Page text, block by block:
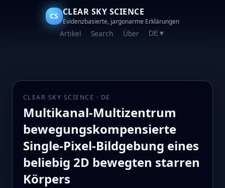
CS CLEAR SKY SCIENCE
Evidenzbasierte, jargonarme Erklärungen
Artikel Search Über DE▼
CLEAR SKY SCIENCE · DE
Multikanal‑Multizentrum
bewegungskompensierte
Single‑Pixel‑Bildgebung eines
beliebig 2D bewegten starren
Körpers